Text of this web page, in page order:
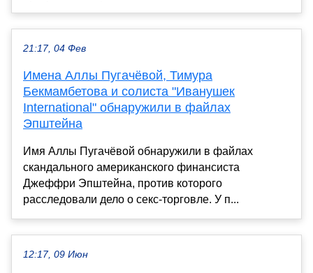
21:17, 04 Фев
Имена Аллы Пугачёвой, Тимура
Бекмамбетова и солиста "Иванушек
International" обнаружили в файлах
Эпштейна
Имя Аллы Пугачёвой обнаружили в файлах
скандального американского финансиста
Джеффри Эпштейна, против которого
расследовали дело о секс-торговле. У п...
12:17, 09 Июн